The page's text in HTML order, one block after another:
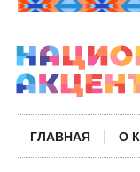
ГЛАВНАЯ О